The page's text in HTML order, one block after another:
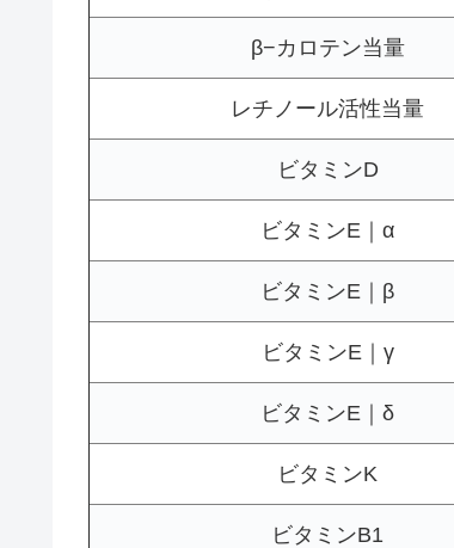
β−カロテン当量
レチノール活性当量
ビタミンD
ビタミンE｜α
ビタミンE｜β
ビタミンE｜γ
ビタミンE｜δ
ビタミンK
ビタミンB1